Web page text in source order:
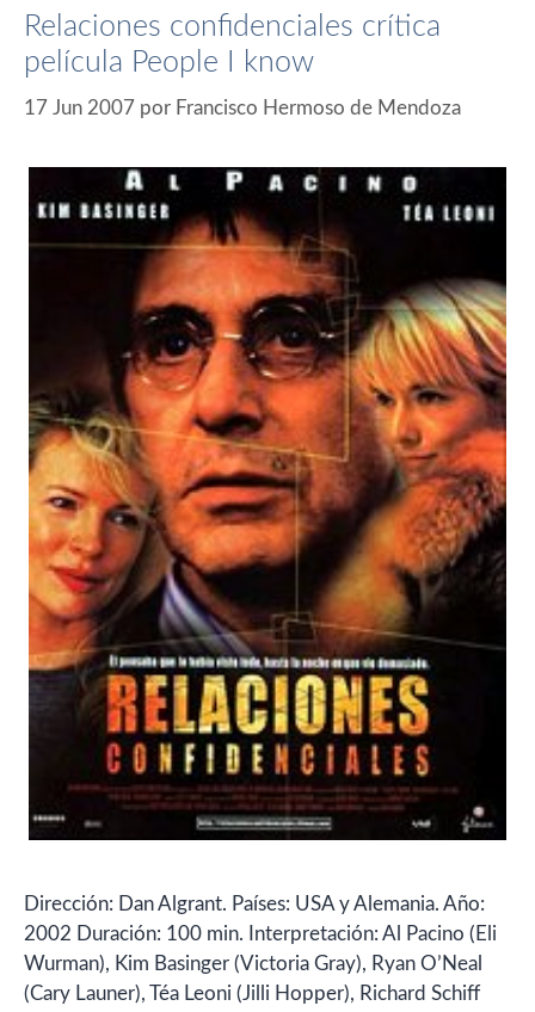
Relaciones confidenciales crítica
película People I know
17 Jun 2007 por Francisco Hermoso de Mendoza
Dirección: Dan Algrant. Países: USA y Alemania. Año:
2002 Duración: 100 min. Interpretación: Al Pacino (Eli
Wurman), Kim Basinger (Victoria Gray), Ryan O’Neal
(Cary Launer), Téa Leoni (Jilli Hopper), Richard Schiff